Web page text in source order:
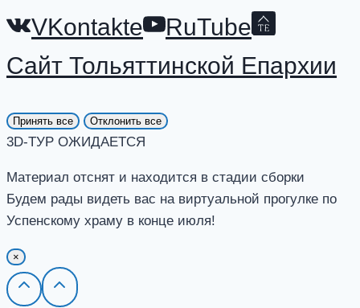
VKontakte
RuTube
Сайт Тольяттинской Епархии
Принять все Отклонить все
3D-ТУР ОЖИДАЕТСЯ
Материал отснят и находится в стадии сборки
Будем рады видеть вас на виртуальной прогулке по
Успенскому храму в конце июля!
×